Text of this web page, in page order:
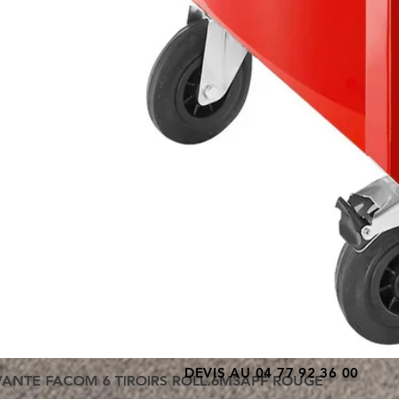
FACOM 6 TIROIRS ROLL.6M3APF ROUGE
DEVIS AU 04 77 92 36 00